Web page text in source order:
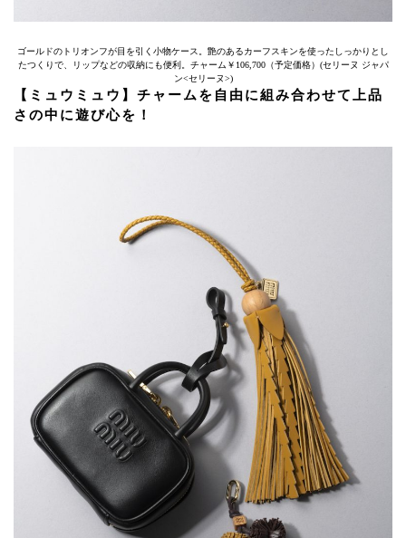
ゴールドのトリオンフが目を引く小物ケース。艶のあるカーフスキンを使ったしっかりとし
たつくりで、リップなどの収納にも便利。チャーム￥106,700（予定価格）(セリーヌ ジャパ
ン<セリーヌ>)
【ミュウミュウ】チャームを自由に組み合わせて上品
さの中に遊び心を！